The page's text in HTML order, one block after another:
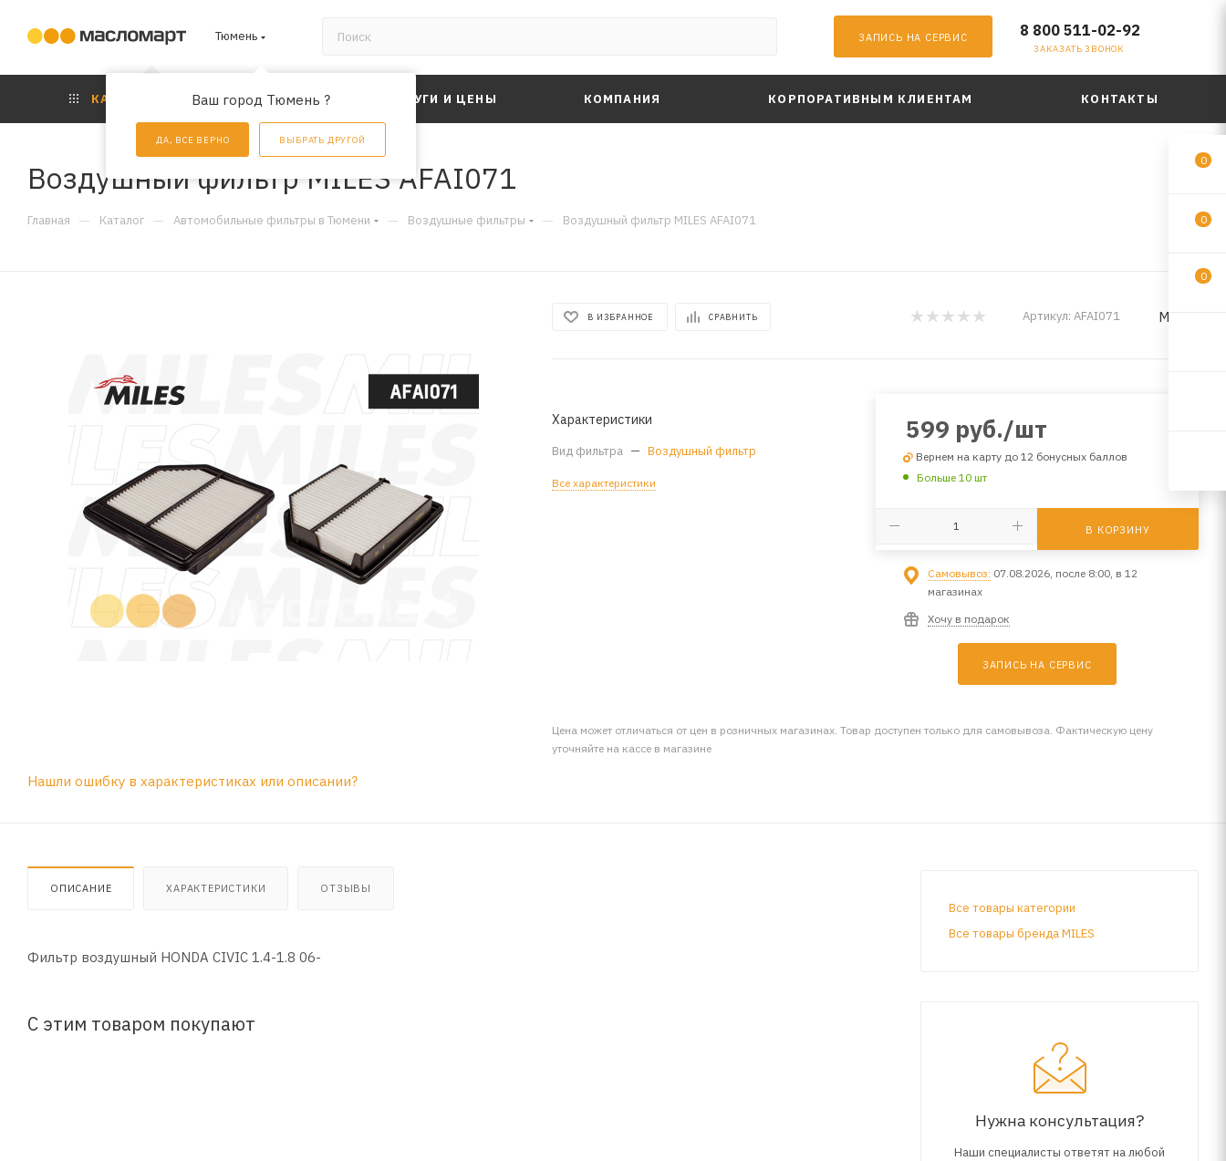
Тюмень
Ваш город Тюмень ?
ДА, ВСЕ ВЕРНО ВЫБРАТЬ ДРУГОЙ
ЗАПИСЬ НА СЕРВИС 8 800 511-02-92
ЗАКАЗАТЬ ЗВОНОК
КАТАЛОГ АКЦИИ УСЛУГИ И ЦЕНЫ КОМПАНИЯ КОРПОРАТИВНЫМ КЛИЕНТАМ КОНТАКТЫ
Воздушный фильтр MILES AFAI071
Главная — Каталог — Автомобильные фильтры в Тюмени — Воздушные фильтры — Воздушный фильтр MILES AFAI071
В ИЗБРАННОЕ СРАВНИТЬ Артикул: AFAI071 MILES
Характеристики
Вид фильтра — Воздушный фильтр
Все характеристики
599 руб./шт
Вернем на карту до 12 бонусных баллов
Больше 10 шт
В КОРЗИНУ
Самовывоз: 07.08.2026, после 8:00, в 12
магазинах
Хочу в подарок
ЗАПИСЬ НА СЕРВИС
Цена может отличаться от цен в розничных магазинах. Товар доступен только для самовывоза. Фактическую цену
уточняйте на кассе в магазине
Нашли ошибку в характеристиках или описании?
ОПИСАНИЕ ХАРАКТЕРИСТИКИ ОТЗЫВЫ
Фильтр воздушный HONDA CIVIC 1.4-1.8 06-
С этим товаром покупают
Все товары категории
Все товары бренда MILES
Нужна консультация?
Наши специалисты ответят на любой
0
0
0